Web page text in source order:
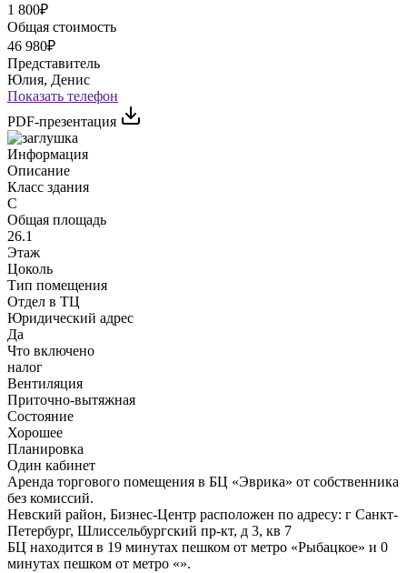
1 800₽
Общая стоимость
46 980₽
Представитель
Юлия, Денис
Показать телефон
PDF-презентация
Информация
Описание
Класс здания
C
Общая площадь
26.1
Этаж
Цоколь
Тип помещения
Отдел в ТЦ
Юридический адрес
Да
Что включено
налог
Вентиляция
Приточно-вытяжная
Состояние
Хорошее
Планировка
Один кабинет
Аренда торгового помещения в БЦ «Эврика» от собственника
без комиссий.
Невский район, Бизнес-Центр расположен по адресу: г Санкт-
Петербург, Шлиссельбургский пр-кт, д 3, кв 7
БЦ находится в 19 минутах пешком от метро «Рыбацкое» и 0
минутах пешком от метро «».